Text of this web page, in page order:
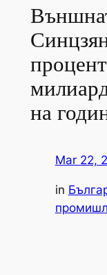
на
Mar 22,
in